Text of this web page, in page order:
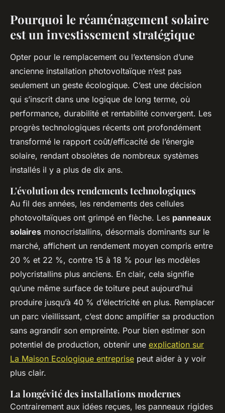
Pourquoi le réaménagement solaire
est un investissement stratégique
Opter pour le remplacement ou l’extension d’une
ancienne installation photovoltaïque n’est pas
seulement un geste écologique. C’est une décision
qui s’inscrit dans une logique de long terme, où
performance, durabilité et rentabilité convergent. Les
progrès technologiques récents ont profondément
transformé le rapport coût/efficacité de l’énergie
solaire, rendant obsolètes de nombreux systèmes
installés il y a plus de dix ans.
L'évolution des rendements technologiques
Au fil des années, les rendements des cellules
photovoltaïques ont grimpé en flèche. Les panneaux
solaires monocristallins, désormais dominants sur le
marché, affichent un rendement moyen compris entre
20 % et 22 %, contre 15 à 18 % pour les modèles
polycristallins plus anciens. En clair, cela signifie
qu’une même surface de toiture peut aujourd’hui
produire jusqu’à 40 % d’électricité en plus. Remplacer
un parc vieillissant, c’est donc amplifier sa production
sans agrandir son empreinte. Pour bien estimer son
potentiel de production, obtenir une explication sur
La Maison Ecologique entreprise peut aider à y voir
plus clair.
La longévité des installations modernes
Contrairement aux idées reçues, les panneaux rigides